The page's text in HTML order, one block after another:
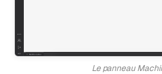
Le panneau